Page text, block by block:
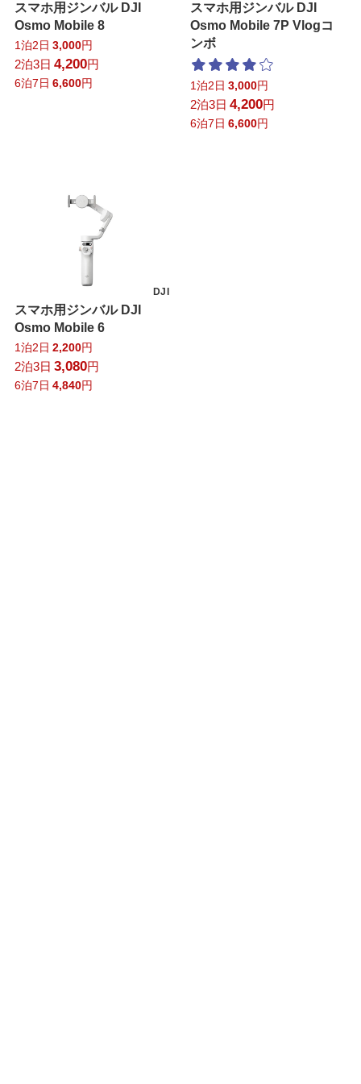
スマホ用ジンバル DJI
Osmo Mobile 8
1泊2日 3,000円
2泊3日 4,200円
6泊7日 6,600円
スマホ用ジンバル DJI
Osmo Mobile 7P Vlogコ
ンボ
1泊2日 3,000円
2泊3日 4,200円
6泊7日 6,600円
スマホ用ジンバル DJI
Osmo Mobile 6
1泊2日 2,200円
2泊3日 3,080円
6泊7日 4,840円
DJI